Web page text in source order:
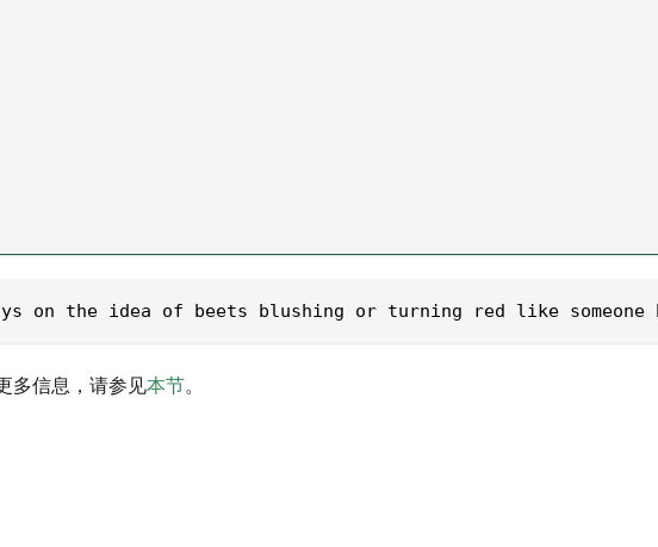
the idea of beets blushing or turning red like someone
多信息，请参见本节。